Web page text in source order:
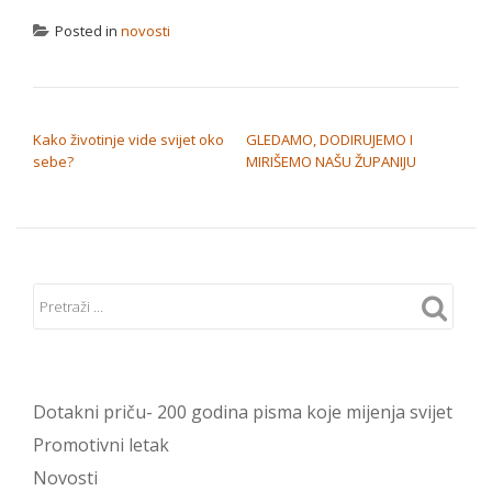
Posted in novosti
Kako životinje vide svijet oko
sebe?
GLEDAMO, DODIRUJEMO I
MIRIŠEMO NAŠU ŽUPANIJU
Dotakni priču- 200 godina pisma koje mijenja svijet
Promotivni letak
Novosti